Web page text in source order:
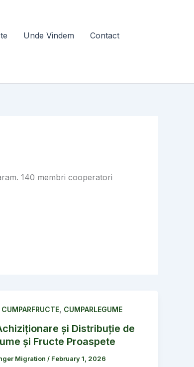
Unde Vindem
Contact
140 membri cooperatori
CUMPARFRUCTE, CUMPARLEGUME
și Distribuție de
și Fructe Proaspete
Migration / February 1, 2026